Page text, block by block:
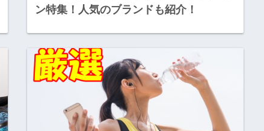
ン特集！人気のブランドも紹介！